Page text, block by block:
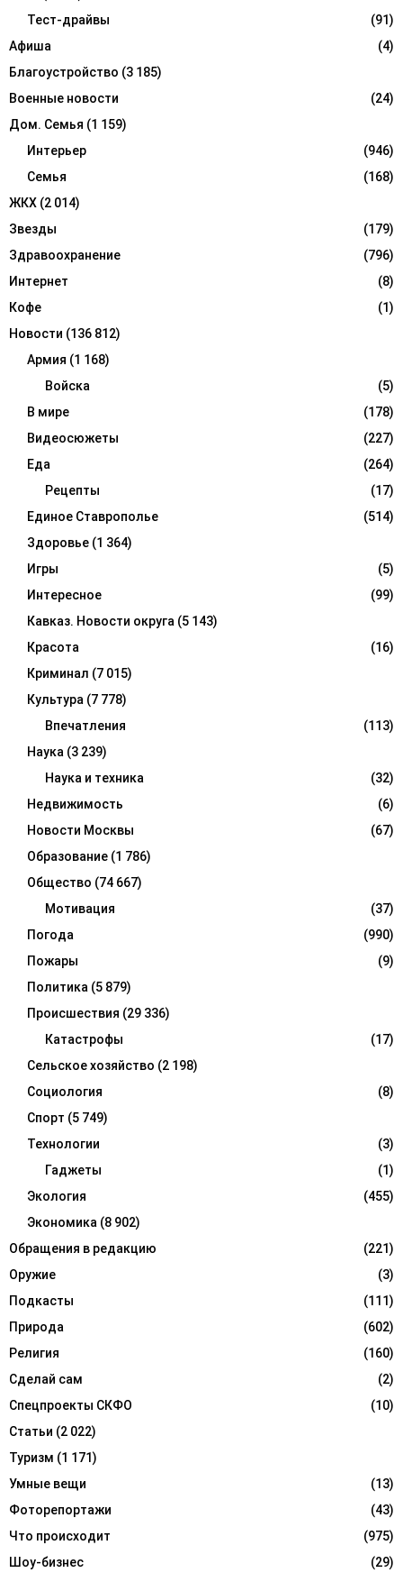
R
C
H
Тест-драйвы
(91)
Афиша
(4)
Благоустройство (3 185)
Военные новости
(24)
Дом. Семья (1 159)
Интерьер
(946)
Семья
(168)
ЖКХ (2 014)
Звезды
(179)
Здравоохранение
(796)
Интернет
(8)
Кофе
(1)
Новости (136 812)
Армия (1 168)
Войска
(5)
В мире
(178)
Видеосюжеты
(227)
Еда
(264)
Рецепты
(17)
Единое Ставрополье
(514)
Здоровье (1 364)
Игры
(5)
Интересное
(99)
Кавказ. Новости округа (5 143)
Красота
(16)
Криминал (7 015)
Культура (7 778)
Впечатления
(113)
Наука (3 239)
Наука и техника
(32)
Недвижимость
(6)
Новости Москвы
(67)
Образование (1 786)
Общество (74 667)
Мотивация
(37)
Погода
(990)
Пожары
(9)
Политика (5 879)
Происшествия (29 336)
Катастрофы
(17)
Сельское хозяйство (2 198)
Социология
(8)
Спорт (5 749)
Технологии
(3)
Гаджеты
(1)
Экология
(455)
Экономика (8 902)
Обращения в редакцию
(221)
Оружие
(3)
Подкасты
(111)
Природа
(602)
Религия
(160)
Сделай сам
(2)
Спецпроекты СКФО
(10)
Статьи (2 022)
Туризм (1 171)
Умные вещи
(13)
Фоторепортажи
(43)
Что происходит
(975)
Шоу-бизнес
(29)